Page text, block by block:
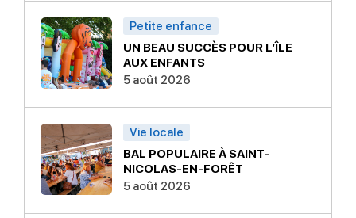
Petite enfance
UN BEAU SUCCÈS POUR L’ÎLE
AUX ENFANTS
5 août 2026
Vie locale
BAL POPULAIRE À SAINT-
NICOLAS-EN-FORÊT
5 août 2026